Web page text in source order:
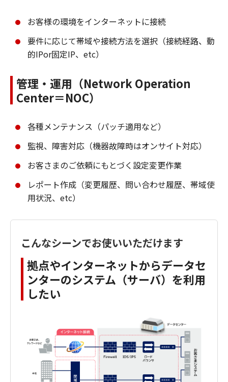
お客様の環境をインターネットに接続
要件に応じて帯域や接続方法を選択（接続経路、動
的IPor固定IP、etc）
管理・運用（Network Operation
Center＝NOC）
各種メンテナンス（パッチ適用など）
監視、障害対応（機器故障時はオンサイト対応）
お客さまのご依頼にもとづく設定変更作業
レポート作成（変更履歴、問い合わせ履歴、帯域使
用状況、etc）
こんなシーンでお使いいただけます
拠点やインターネットからデータセ
ンターのシステム（サーバ）を利用
したい